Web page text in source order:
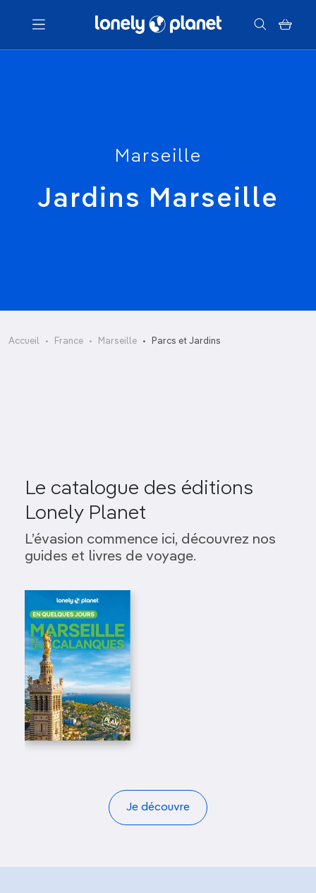
Menu
Marseille
Jardins Marseille
Accueil France Marseille Parcs et Jardins
Jardin de la Colline Puget
Le catalogue des éditions
Lonely Planet
L’évasion commence ici, découvrez nos
guides et livres de voyage.
Je découvre